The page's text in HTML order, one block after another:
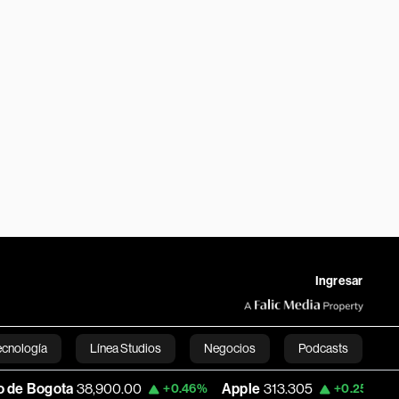
Ingresar
Línea Studios Negocios Podcasts
English
38,900.00 +0.46% Apple 313.305 +0.25% USD COP